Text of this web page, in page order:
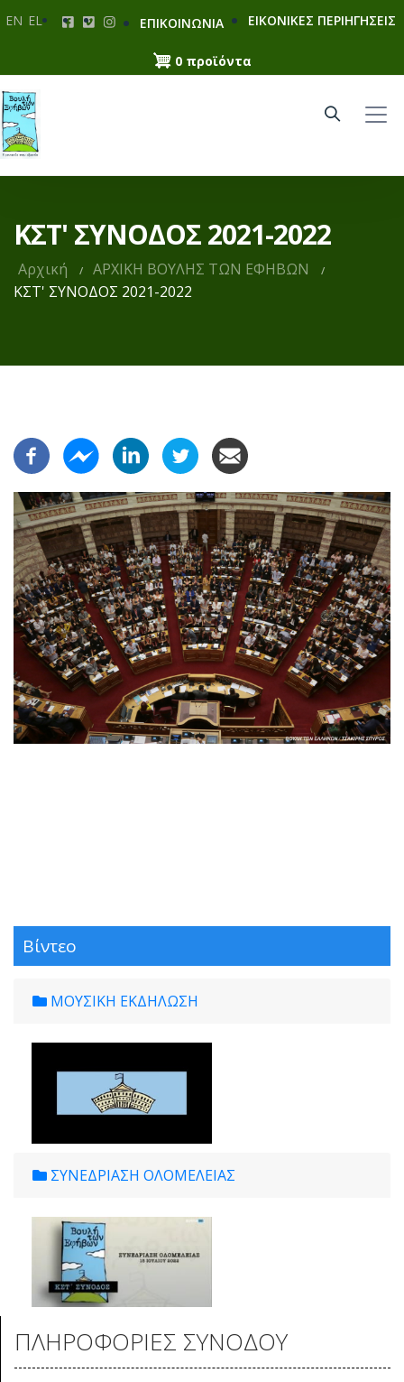
κυρίως
περιεχόμενο
EN EL ΕΠΙΚΟΙΝΩΝΙΑ ΕΙΚΟΝΙΚΕΣ ΠΕΡΙΗΓΗΣΕΙΣ
0 προϊόντα
ΚΣΤ' ΣΥΝΟΔΟΣ 2021-2022
Αρχική
ΑΡΧΙΚΗ ΒΟΥΛΗΣ ΤΩΝ ΕΦΗΒΩΝ
ΚΣΤ' ΣΥΝΟΔΟΣ 2021-2022
Βίντεο
ΜΟΥΣΙΚΗ ΕΚΔΗΛΩΣΗ
ΣΥΝΕΔΡΙΑΣΗ ΟΛΟΜΕΛΕΙΑΣ
ΠΛΗΡΟΦΟΡΙΕΣ ΣΥΝΟΔΟΥ